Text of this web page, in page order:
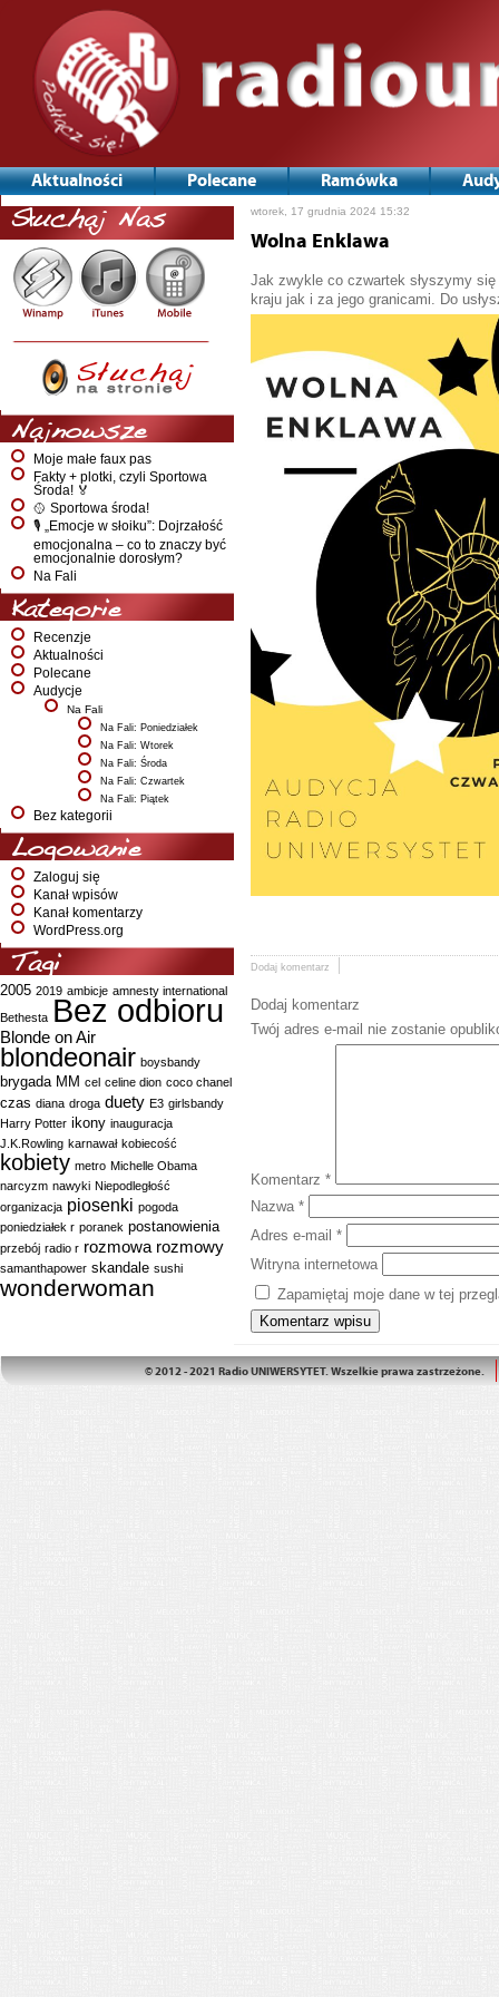
Aktualności Polecane Ramówka
Słuchaj Nas
Najnowsze
Moje małe faux pas
Fakty + plotki, czyli Sportowa
Środa! 🏅
🥎 Sportowa środa!
🎙️ „Emocje w słoiku”: Dojrzałość
emocjonalna – co to znaczy być
emocjonalnie dorosłym?
Na Fali
Kategorie
Recenzje
Aktualności
Polecane
Audycje
Na Fali
Na Fali: Poniedziałek
Na Fali: Wtorek
Na Fali: Środa
Na Fali: Czwartek
Na Fali: Piątek
Bez kategorii
Logowanie
Zaloguj się
Kanał wpisów
Kanał komentarzy
WordPress.org
Tagi
2005 2019 ambicje amnesty international
Bethesta Bez odbioru
Blonde on Air
blondeonair boysbandy
brygada MM cel celine dion coco chanel
czas diana droga duety E3 girlsbandy
Harry Potter ikony inauguracja
J.K.Rowling karnawał kobiecość
kobiety metro Michelle Obama
narcyzm nawyki Niepodległość
organizacja piosenki pogoda
poniedziałek r poranek postanowienia
przebój radio r rozmowa rozmowy
samanthapower skandale sushi
wonderwoman
wtorek, 17 grudnia 2024 15:32
Wolna Enklawa
Jak zwykle co czwartek słyszymy
kraju jak i za jego granicami. Do
Dodaj komentarz
Dodaj komentarz
Twój adres e-mail nie zostanie
Komentarz *
Nazwa *
Adres e-mail *
Witryna internetowa
Zapamiętaj moje dane w tej
© 2012 - 2021 Radio UNIWERSYTET. Wszelkie prawa zastrzeżone.